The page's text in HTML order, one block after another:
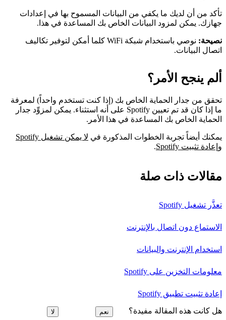
تأكد من أن لديك ما يكفي من البيانات المسموح بها في إعدادات
جهازك. يمكن لمزود البيانات الخاص بك المساعدة في هذا.
نصيحة:
نوصي باستخدام شبكة WiFi كلما أمكن لتوفير تكاليف
اتصال البيانات.
ألم ينجح الأمر؟
تحقق من جدار الحماية الخاص بك (إذا كنت تستخدم واحداً) لمعرفة
ما إذا كان قد تم تعيين Spotify على أنه استثناء. يمكن لمزوِّد جدار
الحماية الخاص بك المساعدة في هذا الأمر.
يمكنك أيضاً تجربة الخطوات المذكورة في لا يمكن تشغيل Spotify
و إعادة تثبيت Spotify .
مقالات ذات صلة
تعذَّر تشغيل Spotify
الاستماع دون اتصال بالإنترنت
استخدام الإنترنت والبيانات
معلومات التخزين على Spotify
إعادة تثبيت تطبيق Spotify
هل كانت هذه المقالة مفيدة؟ نعم لا